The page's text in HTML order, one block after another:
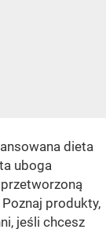
dieta
uboga
produkty,
jeśli chcesz